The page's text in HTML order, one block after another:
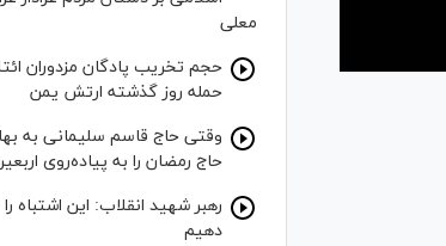
معلی
حجم تخریب پادگان مزدوران
حمله روز گذشته ارتش یمن
وقتی حاج قاسم سلیمانی به
حاج رمضان را به پیاده‌روی
رهبر شهید انقلاب: این اشتباه را
دهیم